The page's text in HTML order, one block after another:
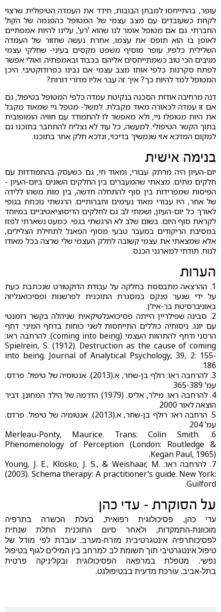
עופר, בהתייחסו למבחן הבובות, חידד את העמדה הטיפולית שרצוי
לקחת כשעובדים עם מצב עצמי של המטופל כהפנמה של הקול
החברתי. גם אם מטופל אומר לנו שהוא 'רע', עלינו להיות אמפתיים
לאופן בו הוא תופס את עצמו, אחרת נעשה שחזור של העמדה
השלילית כלפיו. עופר מוסיף משפט מקסים בעיני- שחלקי עצמי
מגיבים הכי טוב כשמתייחסים אליהם בכבוד ובאמפתיה. ואולי אפשר
לפתח סקרנות כלפי אותו מצב עצמי אם נבינו כפרודוקטיבי. היכן
המטופל למד להיות כך? איך זה עבר אליו מדורי דורות?
דנה מרחיבה אודות הסכנה בנקיטת עמדה כלפי המטופל בטיפול, גם
אם זו עמדה לכאורה מאוד מקבלת. למשל- מטפל גיי שמאוד מקבל
את היות מטופלו גיי, ולא מאפשר לו להתמודד עם חוויה הומופובית
בתוך הקשר הטיפולי. למעשה, כל עוד לא נצליח להתחבר בתוכנו גם
למקום המדכא אזי שנמשיך בדיכוי, ונדכא חלק אחר בתוכנו.
בנימה אישית
יום-העיון היה מרתק עבורי, ומאוד חי, גם כשעסק בהתמודדות עם
חלקים מתים. מצאתי שהמעברים בין החלקים השונים ביום-העיון -
הפיסות שמפרידות בין סוף להתחלה חדשה, בין מות משהו ללידה
של אחר, היו עבורי מאוד נעימים וחברותיים. הרגשתי נוכחת בגופי
לאורך כל יום-העיון, ושמתי לב גם לחלקים הדיסוציאטיביים במיוחד
לקראת סוף היום. בשום שלב לא הרגשתי בגפי. כמעט נשארתי לפזז
במסיבת הריקודים במעבר טבעי מסוף הפאנל לתחילת הצלילים,
אלא שמצאתי את עצמי קשובה לחלק העצמי שלי שרצה בכל מאודו
לנוח. תודתי למארגני הכנס.
הערות
1. ההרצאה מתבססת בחלקה על עבודת הדוקטורט שנכתבת כעת
על ידי שנער פנקס במסגרת התוכנית לפרשנות ופסיכואנליזה
באוניברסיטת בר-אילן.
2. סבינה שפילריין הייתה פסיכואנלטיקאית שניהלה בקשר רומנטי
עם יונג. ניסוחיה כוללים התייחסות לשני כוחות בדחף המיני: דחף
הרסני ודחף להתהוות העצמי (coming into being). להרחבה ראו:
Spielrein, S. (1912). Destruction as the cause of coming
into being. Journal of Analytical Psychology, 39, 2: 155-
186.
3. להרחבה ראו: רולף בן-שחר, א.(2013). אנטומיה של טיפול. פרדס.
עמ' 365-389
4. להרחבה ראו: מילר, אליס. (1979) הדרמה של הילד המחונן. דביר
הוצאה לאור 2000
5. הרחבה ראו: רולף בן-שחר, א.(2013). אנטומיה של טיפול. פרדס.
עמ' 204
6. Merleau-Ponty, Maurice. Trans: Colin Smith.
Phenomenology of Perception (London: Routledge &
Kegan Paul, 1965).
7. להרחבה ראו: Young, J. E., Klosko, J. S., & Weishaar, M.
(2003). Schema therapy: A practitioner's guide. New York:
Guilford.
על הסוקרת - עדי כהן
עדי כהן, פסיכולוגית רפואית, בעלת הכשרה בתרפיה
מוכוונת-התמקדות, ולאחר סיום התוכנית התלת שנתית
לפסיכותרפיה אינטגרטיבית מזרח-מערב. עובדת לפי מודל של
טיפול אינטגרטיבי תוך תשומת לב למרחב בין המילים לגוף בטיפול
נפשי. מטפלת במרפאה הפסיכולוגית ובקליניקה פרטית
בתל-אביב. עורכת מדעית בבטיפולנט.